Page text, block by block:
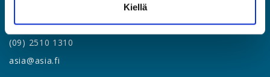
Kiellä
Asiantuntijat ja Esihenkilöt ASIA ry
Rautatieläisenkatu 6, 00520 Helsinki
(09) 2510 1310
asia@asia.fi